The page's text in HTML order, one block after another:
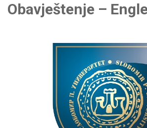
Obavještenje –